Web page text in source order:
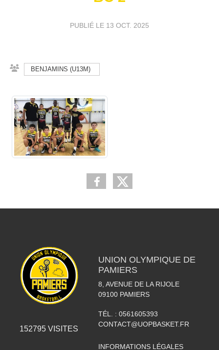
PUBLIÉ LE 13 OCT. 2025
BENJAMINS (U13M)
152795 VISITES
UNION OLYMPIQUE DE
PAMIERS
8, AVENUE DE LA RIJOLE
09100 PAMIERS
TÉL. : 0561605393
CONTACT@UOPBASKET.FR
INFORMATIONS LÉGALES